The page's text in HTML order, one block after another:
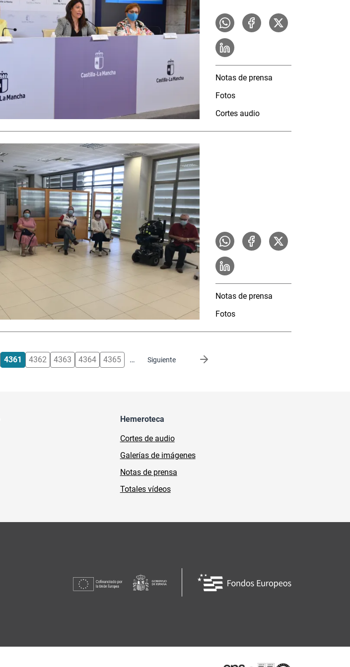
Notas de prensa
Fotos
Cortes audio
Notas de prensa
Fotos
4361 4362 4363 4364 4365 … Siguiente
Siguiente página
Hemeroteca
Cortes de audio
Galerías de imágenes
Notas de prensa
Totales vídeos